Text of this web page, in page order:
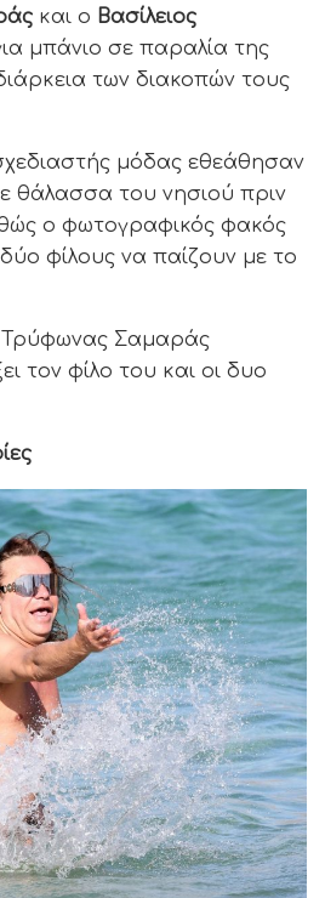
και ο Βασίλειος
μπάνιο σε παραλία της
των διακοπών τους
μόδας εθεάθησαν
θάλασσα του νησιού πριν
ο φωτογραφικός φακός
φίλους να παίζουν με το
Τρύφωνας Σαμαράς
τον φίλο του και οι δυο